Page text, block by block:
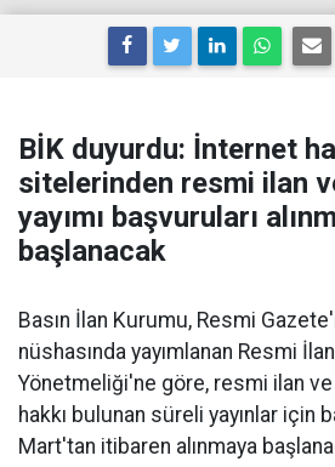
BİK duyurdu: İnternet
sitelerinden resmi ilan
yayımı başvuruları
başlanacak
Basın İlan Kurumu, Resmi
nüshasında yayımlanan Resmi
Yönetmeliği'ne göre, resmi ilan ve
hakkı bulunan süreli yayınlar için
Mart'tan itibaren alınmaya